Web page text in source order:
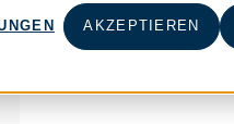
AKZEPTIEREN
noventum